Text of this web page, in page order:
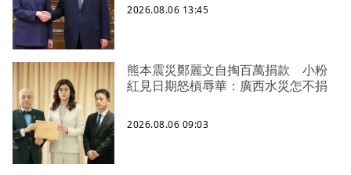
2026.08.06 13:45
熊本震災鄭麗文自掏百萬捐款 小粉
紅見日期怒槓辱華：廣西水災怎不捐
2026.08.06 09:03